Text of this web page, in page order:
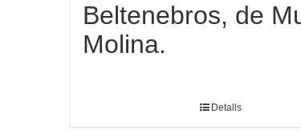
Beltenebros, de
Molina.
Detalls